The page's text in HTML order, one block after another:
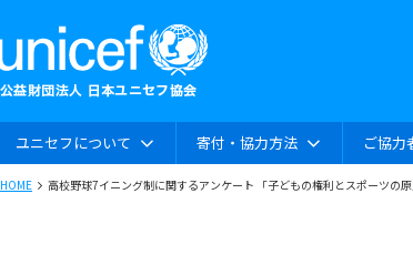
ユニセフについて 寄付・協力方法 ご協力
HOME 高校野球7イニング制に関するアンケート 「子どもの権利とスポーツの